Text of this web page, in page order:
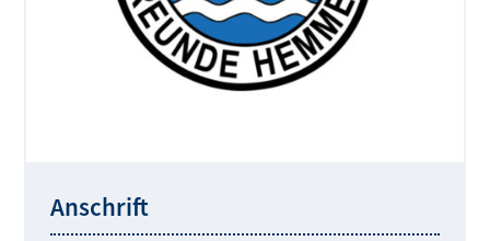
Anschrift